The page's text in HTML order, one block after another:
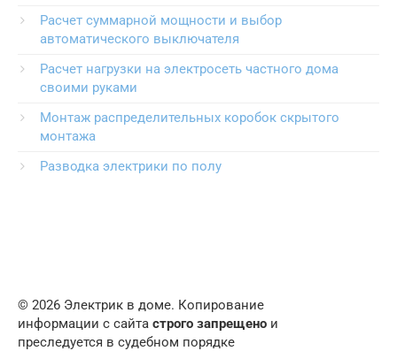
Расчет суммарной мощности и выбор
автоматического выключателя
Расчет нагрузки на электросеть частного дома
своими руками
Монтаж распределительных коробок скрытого
монтажа
Разводка электрики по полу
© 2026 Электрик в доме. Копирование
информации с сайта строго запрещено и
преследуется в судебном порядке